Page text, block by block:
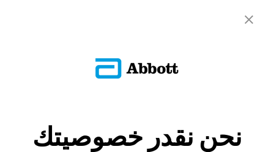
نحن نقدر خصوصيتك